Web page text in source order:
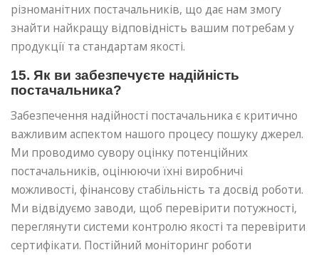
різноманітних постачальників, що дає нам змогу
знайти найкращу відповідність вашим потребам у
продукції та стандартам якості.
15. Як ви забезпечуєте надійність
постачальника?
Забезпечення надійності постачальника є критично
важливим аспектом нашого процесу пошуку джерел.
Ми проводимо сувору оцінку потенційних
постачальників, оцінюючи їхні виробничі
можливості, фінансову стабільність та досвід роботи.
Ми відвідуємо заводи, щоб перевірити потужності,
переглянути системи контролю якості та перевірити
сертифікати. Постійний моніторинг роботи